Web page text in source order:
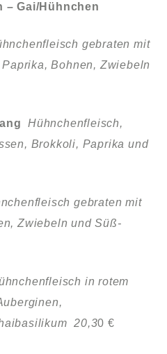
– Gai/Hühnchen
gebraten mit
Bohnen, Zwiebeln
Hühnchenfleisch,
Brokkoli, Paprika und
gebraten mit
Zwiebeln und Süß-
in rotem
20,30 €